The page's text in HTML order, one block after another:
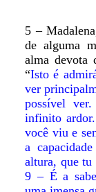
5 –
de alguma
alma devota
“Isto é
ver
possível
infinito
você viu e
a
altura, que tu
9 – É a